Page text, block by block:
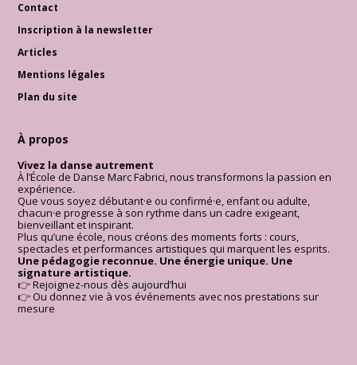
Contact
Inscription à la newsletter
Articles
Mentions légales
Plan du site
À propos
Vivez la danse autrement
À l’École de Danse Marc Fabrici, nous transformons la passion en
expérience.
Que vous soyez débutant·e ou confirmé·e, enfant ou adulte,
chacun·e progresse à son rythme dans un cadre exigeant,
bienveillant et inspirant.
Plus qu’une école, nous créons des moments forts : cours,
spectacles et performances artistiques qui marquent les esprits.
Une pédagogie reconnue. Une énergie unique. Une
signature artistique.
👉 Rejoignez-nous dès aujourd’hui
👉 Ou donnez vie à vos événements avec nos prestations sur
mesure